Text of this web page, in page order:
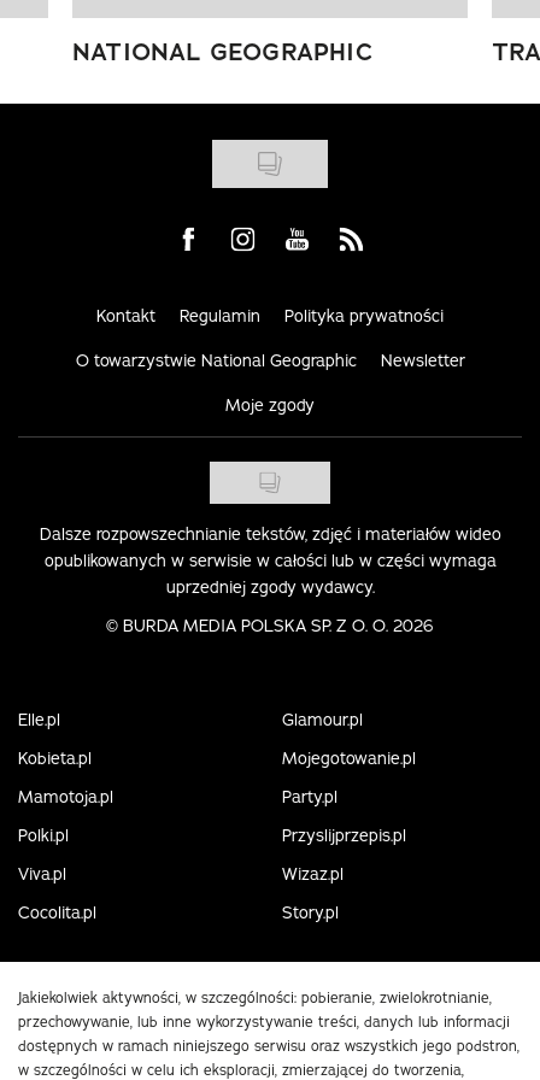
NATIONAL GEOGRAPHIC
Visit us on Facebook
Visit us on Instagram
Visit us on Youtube
Visit us on Rss
Kontakt Regulamin Polityka prywatności
O towarzystwie National Geographic Newsletter
Moje zgody
Dalsze rozpowszechnianie tekstów, zdjęć i materiałów wideo
opublikowanych w serwisie w całości lub w części wymaga
uprzedniej zgody wydawcy.
© BURDA MEDIA POLSKA SP. Z O. O. 2026
Elle.pl
Glamour.pl
Kobieta.pl
Mojegotowanie.pl
Mamotoja.pl
Party.pl
Polki.pl
Przyslijprzepis.pl
Viva.pl
Wizaz.pl
Cocolita.pl
Story.pl
Jakiekolwiek aktywności, w szczególności: pobieranie, zwielokrotnianie,
przechowywanie, lub inne wykorzystywanie treści, danych lub informacji
dostępnych w ramach niniejszego serwisu oraz wszystkich jego podstron,
w szczególności w celu ich eksploracji, zmierzającej do tworzenia,